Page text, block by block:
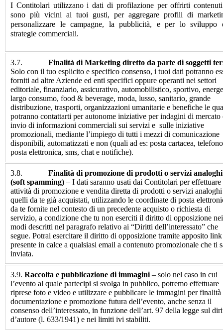
I Contitolari utilizzano i dati di profilazione per offrirti
sono più vicini ai tuoi gusti, per aggregare profili di
personalizzare le campagne, la pubblicità, e per lo sviluppo
strategie commerciali.
3.7. Finalità di Marketing diretto da parte di soggetti
Solo con il tuo esplicito e specifico consenso, i tuoi dati potranno
forniti ad altre Aziende ed enti specifici oppure operanti nei settori
editoriale, finanziario, assicurativo, automobilistico, sportivo,
largo consumo, food & beverage, moda, lusso, sanitario, grande
distribuzione, trasporti, organizzazioni umanitarie e benefiche le
potranno contattarti per autonome iniziative per indagini di mercato
invio di informazioni commerciali sui servizi e sulle iniziative
promozionali, mediante l’impiego di tutti i mezzi di comunicazione
disponibili, automatizzati e non (quali ad es: posta cartacea,
posta elettronica, sms, chat e notifiche).
3.8. Finalità di promozione di prodotti o servizi analoghi
(soft spamming) – I dati saranno usati dai Contitolari per effettuare
attività di promozione e vendita diretta di prodotti o servizi analoghi
quelli da te già acquistati, utilizzando le coordinate di posta
da te fornite nel contesto di un precedente acquisto o richiesta di
servizio, a condizione che tu non eserciti il diritto di opposizione nei
modi descritti nel paragrafo relativo ai “Diritti dell’interessato” che
segue. Potrai esercitare il diritto di opposizione tramite apposito link
presente in calce a qualsiasi email a contenuto promozionale che ti
inviata.
3.9. Raccolta e pubblicazione di immagini – solo nel caso in cui
l’evento al quale partecipi si svolga in pubblico, potremo effettuare
riprese foto e video e utilizzare e pubblicare le immagini per finalità
documentazione e promozione futura dell’evento, anche senza il
consenso dell’interessato, in funzione dell’art. 97 della legge sul
d’autore (l. 633/1941) e nei limiti ivi stabiliti.